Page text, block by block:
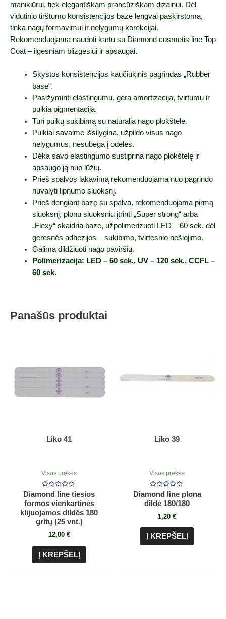
manikiūrui, tiek elegantiškam prancūziškam dizainui. Dėl
vidutinio tirštumo konsistencijos bazė lengvai paskirstoma,
tinka nagų formavimui ir nelygumų korekcijai.
Rekomenduojama naudoti kartu su Diamond cosmetis line Top
Coat – ilgesniam blizgesiui ir apsaugai.
Skystos konsistencijos kaučiukinis pagrindas „Rubber
base“.
Pasižyminti elastingumu, gera amortizacija, tvirtumu ir
puikia pigmentacija.
Turi puikų sukibimą su natūralia nago plokštele.
Puikiai savaime išsilygina, užpildo visus nago
nelygumus, nesubėga į odeles.
Dėka savo elastingumo sustiprina nago plokštelę ir
apsaugo ją nuo lūžių.
Prieš spalvos lakavimą rekomenduojama nuo pagrindo
nuvalyti lipnumo sluoksnį.
Prieš dengiant bazę su spalva, rekomenduojama pirmą
sluoksnį, plonu sluoksniu įtrinti „Super strong“ arba
„Flexy“ skaidria baze, užpolimerizuoti LED – 60 sek. dėl
geresnės adhezijos – sukibimo, tvirtesnio nešiojimo.
Galima dildžiuoti nago paviršių.
Polimerizacija: LED – 60 sek., UV – 120 sek., CCFL –
60 sek.
Panašūs produktai
Liko 41
Visos prekės
Įvertinimas:
0
iš
5
Diamond line tiesios
formos vienkartinės
klijuojamos dildės 180
gritų (25 vnt.)
12,00 €
Į KREPŠELĮ
Liko 39
Visos prekės
Įvertinimas:
0
iš
Diamond line plona
dildė 180/180
1,20 €
Į KREPŠELĮ